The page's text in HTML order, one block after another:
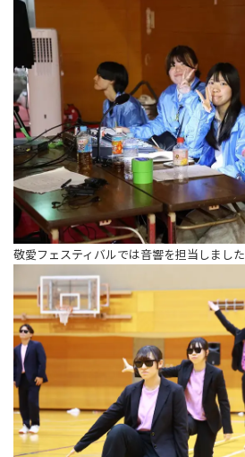
敬愛フェスティバルでは音響を担当しました